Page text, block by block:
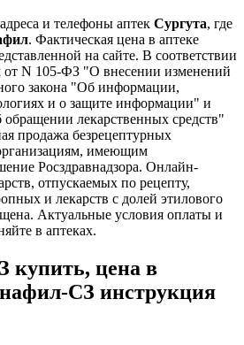
и телефоны аптек Сургута, где
. Фактическая цена в аптеке
на сайте. В соответствии
от N 105-ФЗ "О внесении изменений
закона "Об информации,
и о защите информации" и
лекарственных средств"
продажа безрецептурных
имеющим
Росздравнадзора. Онлайн-
отпускаемых по рецепту,
и лекарств с долей этилового
Актуальные условия оплаты и
в аптеках.
купить, цена в
СЗ инструкция